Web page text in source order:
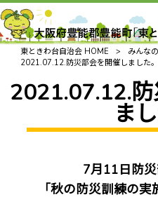
東ときわ台自治会 HOME
> みんな
2021.07.12.防災部会を開催しました。
2021.07.12.
ま
7月11日防
「秋の防災訓練の